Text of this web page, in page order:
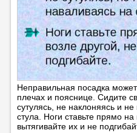
Неправильная посадка
плечах и пояснице. Сидите
сутулясь, не наклоняясь и
стула. Ноги ставьте прямо
вытягивайте их и не